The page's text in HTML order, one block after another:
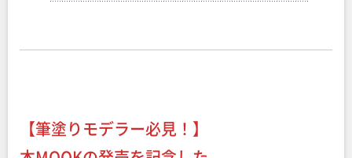
【筆塗りモデラー必見！】